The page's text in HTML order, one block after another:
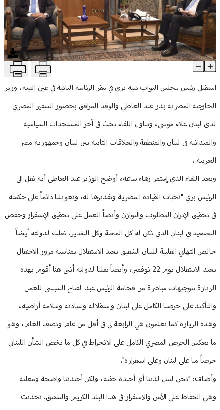
ثقافة ومجتمع
منوعات
عبد العاطي بعد لقائه بري: نعوّل على حكمته ونوظّف علاقاتنا لمصلحةT
Article Content
استقبل رئيس مجلس النواب نبيه بري في مقر الرئاسة الثانية في عين التينة، وزير
الخارجية المصرية بدر عبد العاطي والوفد المرافق بحضور السفير المصري
لدى لبنان علاء موسى، وتناول اللقاء بحث في آخر المستجدات السياسية
والميدانية في لبنان والمنطقة والعلاقات الثانية بين لبنان وجمهورية مصر
العربية .
وبعد اللقاء الذي إستمر زهاء ساعة، أوضح الوزير عبد العاطي أنه نقل الى
الرئيس بري "تحيات القيادة المصرية وتقديرها له، وتعويلنا دائماً على حكمته
في تحقيق الإتزان المطلوب والتوازن وأيضاً العمل على تحقيق الإستقرار وخفض
التصعيد في لبنان الذي نكن له كل المحبة وكل التقدير. نقلت لدولته أيضاً
خالص التهاني القلبية للبنان الشقيق بعيد الاستقلال بمناسبة مرور الاحتفال
بعيد الاستقلال يوم 22 نوفمبر، وأيضاً نقلنا لدولته أنني هنا أقوم بهذه
الزيارة بتوجيهات مباشرة من فخامة الرئيس عبد الفتاح السيسي للعمل
والتأكيد على حرصنا الكامل على لبنان واستقلاله وسيادته وسلامة أراضيه،
وهذه الزيارة كما تعلمون هي الرابعة لي في أقل من عام ونصف العام، وهو
ما يعكس الحرص المصري الكامل على الانخراط في كل ما يخص الشأن اللبناني
حرصاً منا على لبنان وعلى استقراره".
وأضاف: "نحن ليس لدينا أي أجندة خفية، ولكن أجندتنا واضحة ومعلنة
وهي الحفاظ على الأمن والاستقرار في هذا البلد الكريم والشقيق. تحدثت